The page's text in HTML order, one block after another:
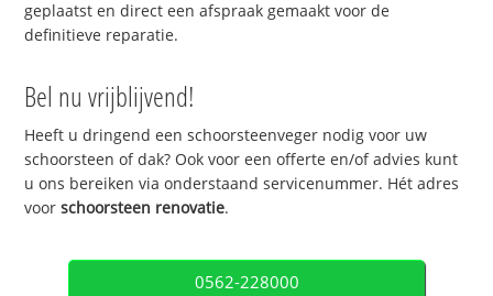
geplaatst en direct een afspraak gemaakt voor de
definitieve reparatie.
Bel nu vrijblijvend!
Heeft u dringend een schoorsteenveger nodig voor uw
schoorsteen of dak? Ook voor een offerte en/of advies kunt
u ons bereiken via onderstaand servicenummer. Hét adres
voorschoorsteen renovatie.
0562-228000